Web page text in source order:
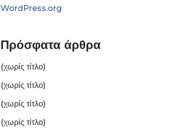
WordPress.org
Πρόσφατα άρθρα
(χωρίς τίτλο)
(χωρίς τίτλο)
(χωρίς τίτλο)
(χωρίς τίτλο)